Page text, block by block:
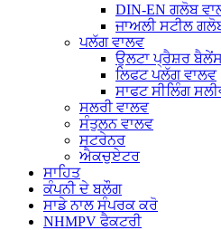
DIN-EN ਗਲੋਬ
ਜਾਅਲੀ ਸਟੀਲ
ਪਲੱਗ ਵਾਲਵ
ਉਲਟਾ ਪ੍ਰੈਸ਼ਰ
ਲਿਫਟ ਪਲੱਗ ਵਾਲਵ
ਸਾਫਟ ਸੀਲਿੰਗ
ਸਲਰੀ ਵਾਲਵ
ਸੰਤੁਲਨ ਵਾਲਵ
ਸਟਰੇਨਰ
ਐਕਚੁਏਟਰ
ਸਾਹਿਤ
ਕੰਪਨੀ ਦੇ ਬਲੌਗ
ਸਾਡੇ ਨਾਲ ਸੰਪਰਕ ਕਰੋ
NHMPV ਫੈਕਟਰੀ